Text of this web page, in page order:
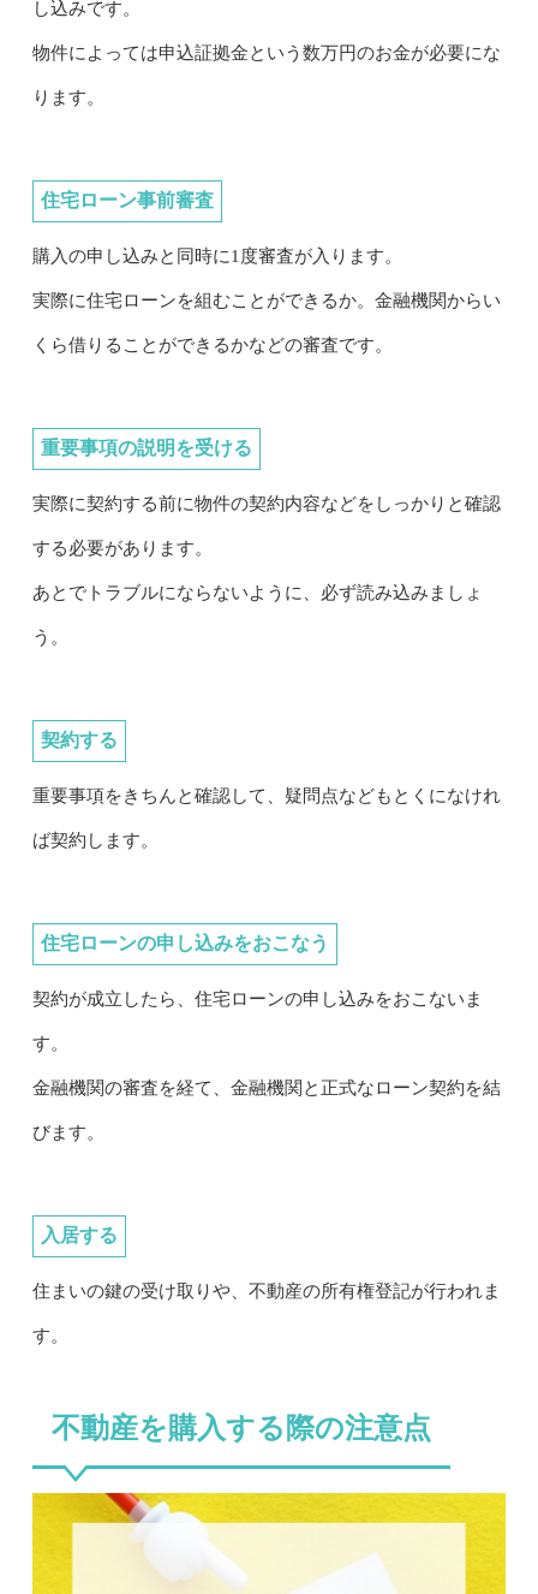
し込みです。
物件によっては申込証拠金という数万円のお金が必要にな
ります。
住宅ローン事前審査
購入の申し込みと同時に1度審査が入ります。
実際に住宅ローンを組むことができるか。金融機関からい
くら借りることができるかなどの審査です。
重要事項の説明を受ける
実際に契約する前に物件の契約内容などをしっかりと確認
する必要があります。
あとでトラブルにならないように、必ず読み込みましょ
う。
契約する
重要事項をきちんと確認して、疑問点などもとくになけれ
ば契約します。
住宅ローンの申し込みをおこなう
契約が成立したら、住宅ローンの申し込みをおこないま
す。
金融機関の審査を経て、金融機関と正式なローン契約を結
びます。
入居する
住まいの鍵の受け取りや、不動産の所有権登記が行われま
す。
不動産を購入する際の注意点